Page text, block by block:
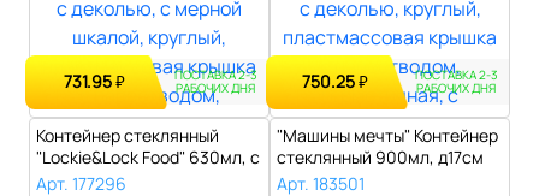
731.95₽ ПОСТАВКА 2-3
РАБОЧИХ ДНЯ 750.25₽ ПОСТАВКА 2-3
РАБОЧИХ ДНЯ
Контейнер стеклянный
"Lockie&Lock Food" 630мл, с
раздел..
Арт. 177296
"Машины мечты" Контейнер
стеклянный 900мл, д17см
h6,6см..
Арт. 183501